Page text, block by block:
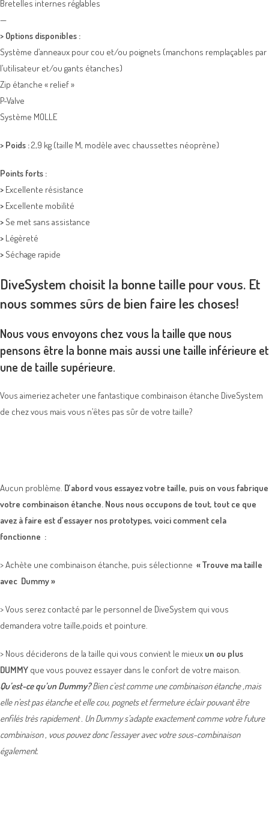
Bretelles internes réglables
—
> Options disponibles :
Système d’anneaux pour cou et/ou poignets (manchons remplaçables par
l’utilisateur et/ou gants étanches)
Zip étanche « relief »
P-Valve
Système MOLLE
> Poids :2,9 kg (taille M, modèle avec chaussettes néoprène)
Points forts :
> Excellente résistance
> Excellente mobilité
>Se met sans assistance
> Légèreté
>Séchage rapide
DiveSystem choisit la bonne taille pour vous. Et
nous sommes sûrs de bien faire les choses!
Nous vous envoyons chez vous la taille que nous
pensons être la bonne mais aussi une taille inférieure et
une de taille supérieure.
Vous aimeriez acheter une fantastique combinaison étanche DiveSystem
de chez vous mais vous n’êtes pas sûr de votre taille?
Aucun problème. D’abord vous essayez votre taille, puis on vous fabrique
votre combinaison étanche. Nous nous occupons de tout, tout ce que
avez à faire est d’essayer nos prototypes, voici comment cela
fonctionne :
> Achète une combinaison étanche, puis sélectionne « Trouve ma taille
avec Dummy »
> Vous serez contacté par le personnel de DiveSystem qui vous
demandera votre taille,poids et pointure.
> Nous déciderons de la taille qui vous convient le mieux un ou plus
DUMMY que vous pouvez essayer dans le confort de votre maison.
Qu’est-ce qu’un Dummy?Bien c’est comme une combinaison étanche ,mais
elle n’est pas étanche et elle cou, pognets et fermeture éclair pouvant être
enfilés très rapidement . Un Dummy s’adapte exactement comme votre future
combinaison , vous pouvez donc l’essayer avec votre sous-combinaison
également.